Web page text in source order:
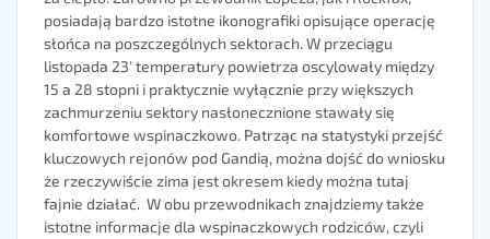
posiadają bardzo istotne ikonografiki opisujące operację
słońca na poszczególnych sektorach. W przeciągu
listopada 23′ temperatury powietrza oscylowały między
15 a 28 stopni i praktycznie wyłącznie przy większych
zachmurzeniu sektory nasłonecznione stawały się
komfortowe wspinaczkowo. Patrząc na statystyki przejść
kluczowych rejonów pod Gandią, można dojść do wniosku
że rzeczywiście zima jest okresem kiedy można tutaj
fajnie działać. W obu przewodnikach znajdziemy także
istotne informacje dla wspinaczkowych rodziców, czyli